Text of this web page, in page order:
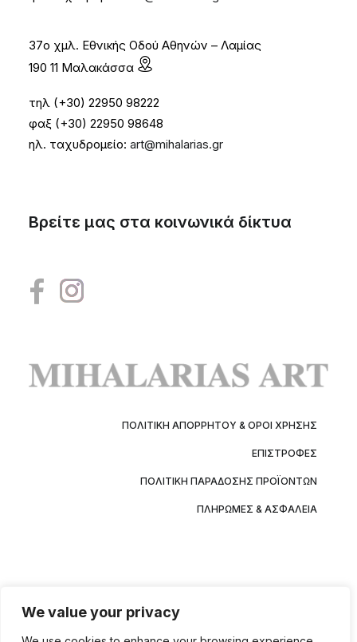
We value your privacy
37ο χμλ. Εθνικής Οδού Αθηνών – Λαμίας
190 11 Μαλακάσσα
τηλ (+30) 22950 98222
φαξ (+30) 22950 98648
ηλ. ταχυδρομείο: art@mihalarias.gr
Βρείτε μας στα κοινωνικά δίκτυα
ΠΟΛΙΤΙΚΉ ΑΠΟΡΡΉΤΟΥ & ΌΡΟΙ ΧΡΉΣΗΣ
ΕΠΙΣΤΡΟΦΈΣ
ΠΟΛΙΤΙΚΉ ΠΑΡΆΔΟΣΗΣ ΠΡΟΪΌΝΤΩΝ
ΠΛΗΡΩΜΈΣ & ΑΣΦΆΛΕΙΑ